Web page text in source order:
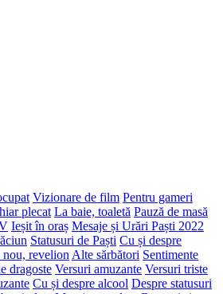
Vizionare de film Pentru gameri
plecat La baie, toaletă Pauză de masă
Ieșit în oraș Mesaje și Urări Paști 2022
Statusuri de Paști Cu și despre
revelion Alte sărbători Sentimente
dragoste Versuri amuzante Versuri triste
Cu și despre alcool Despre statusuri